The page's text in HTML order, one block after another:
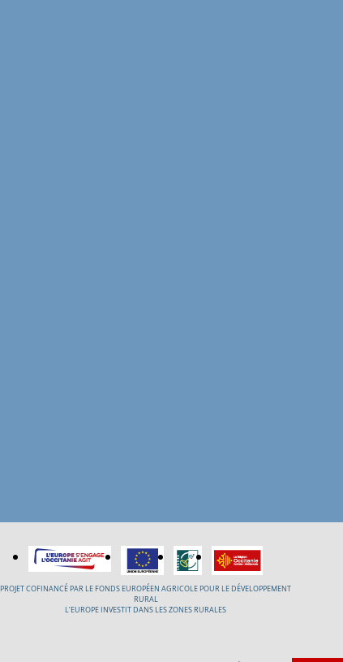
PROJET COFINANCÉ PAR LE FONDS EUROPÉEN AGRICOLE POUR LE DÉVELOPPEMENT
RURAL
L’EUROPE INVESTIT DANS LES ZONES RURALES